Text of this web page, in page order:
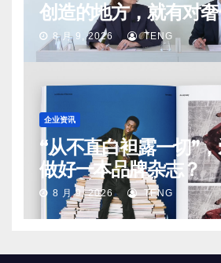
创造的地方，就有对
需求
8 月 9, 2026 TENG
企业资讯
“从不直白袒露一切”
做好一本品牌杂志？
8 月 9, 2026 TENG